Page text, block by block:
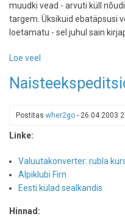
muudki vead - arvuti küll
targem. Üksikuid ebatäpsusi
loetamatu - sel juhul sain
Loe veel
Kaukaasiasse
Postitas wher2go - 26.04.2003
Linke:
Valuutakonverter: rubla
Alpiklubi Firn
Eesti külad sealkandis
Hinnad: